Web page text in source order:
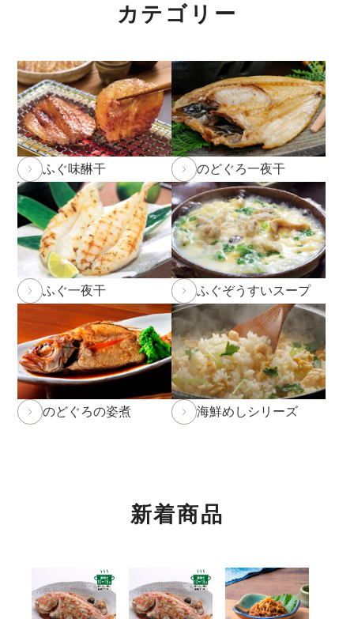
の返信は4月25日（土）～6日（水）の期間をお休みと
させていただきますのでご了承ください。
また、商品のお届けは5月9日(土)以降となります。予め
ご了承ください。
2026年2月27日 大感謝祭「春のうまいもん」開催中！
2026年2月5日 和田珍味本店にて「ふくの日フェア」
開催！2/7(土)～11(水)まで。詳しくはこちら
2026年1月19日本店カフェの休止について
2026年1月10日 本店カフェにて「チョコレートフェ
ア」開催中！3/1(日)まで。 詳しくはこちら
2026年1月8日 NHK「あさイチ」にて福乃和をご紹介
いただきました！詳しくはこちら
2025年12月24日実店舗の年末年始の営業時間につい
となります。予めご了承下さい。
場合がございます。)
※前入金のお客様につきまして、年内発送の受付は
カテゴリー
ふぐ味醂干 のどぐろ一夜干
ふぐ一夜干 ふぐぞうすいスープ
のどぐろの姿煮 海鮮めしシリーズ
新着商品